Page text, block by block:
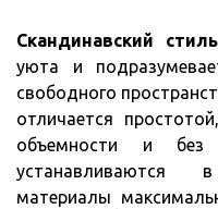
Скандинавский стиль
уюта и
свободного
отличается
объемности и без
устанавливаются
материалы